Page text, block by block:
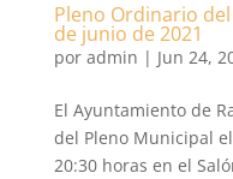
Pleno Ordinario
de junio de 2021
por admin | Jun 24,
El Ayuntamiento de
del Pleno Municipal
20:30 horas en el